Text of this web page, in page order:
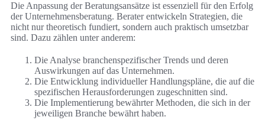
Die Anpassung der Beratungsansätze ist essenziell für den Erfolg
der Unternehmensberatung. Berater entwickeln Strategien, die
nicht nur theoretisch fundiert, sondern auch praktisch umsetzbar
sind. Dazu zählen unter anderem:
Die Analyse branchenspezifischer Trends und deren
Auswirkungen auf das Unternehmen.
Die Entwicklung individueller Handlungspläne, die auf die
spezifischen Herausforderungen zugeschnitten sind.
Die Implementierung bewährter Methoden, die sich in der
jeweiligen Branche bewährt haben.